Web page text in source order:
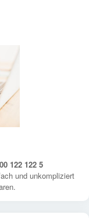
122 122 5
und unkompliziert